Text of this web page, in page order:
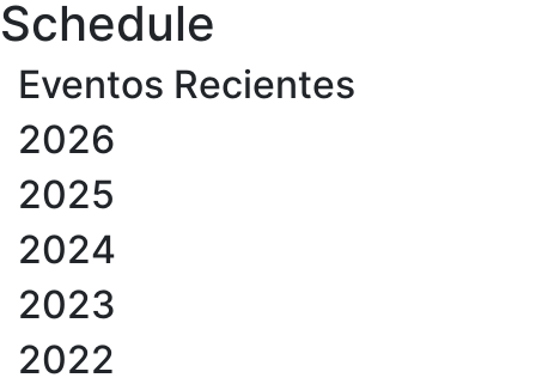
Schedule
Eventos Recientes
2026
2025
2024
2023
2022